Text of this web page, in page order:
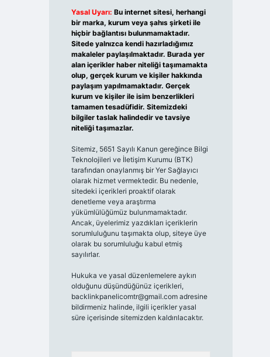
Yasal Uyarı: Bu internet sitesi, herhangi
bir marka, kurum veya şahıs şirketi ile
hiçbir bağlantısı bulunmamaktadır.
Sitede yalnızca kendi hazırladığımız
makaleler paylaşılmaktadır. Burada yer
alan içerikler haber niteliği taşımamakta
olup, gerçek kurum ve kişiler hakkında
paylaşım yapılmamaktadır. Gerçek
kurum ve kişiler ile isim benzerlikleri
tamamen tesadüfidir. Sitemizdeki
bilgiler taslak halindedir ve tavsiye
niteliği taşımazlar.
Sitemiz, 5651 Sayılı Kanun gereğince Bilgi
Teknolojileri ve İletişim Kurumu (BTK)
tarafından onaylanmış bir Yer Sağlayıcı
olarak hizmet vermektedir. Bu nedenle,
sitedeki içerikleri proaktif olarak
denetleme veya araştırma
yükümlülüğümüz bulunmamaktadır.
Ancak, üyelerimiz yazdıkları içeriklerin
sorumluluğunu taşımakta olup, siteye üye
olarak bu sorumluluğu kabul etmiş
sayılırlar.
Hukuka ve yasal düzenlemelere aykırı
olduğunu düşündüğünüz içerikleri,
backlinkpanelicomtr@gmail.comadresine
bildirmeniz halinde, ilgili içerikler yasal
süre içerisinde sitemizden kaldırılacaktır.